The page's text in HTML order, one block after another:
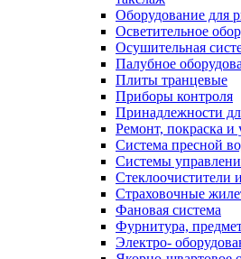
Оборудование для
Осветительное
Осушительная
Палубное
Плиты транцевые
Приборы контроля
Принадлежности
Ремонт, покраска и
Система пресной
Системы
Стеклоочистители
Страховочные
Фановая система
Фурнитура,
Электро-